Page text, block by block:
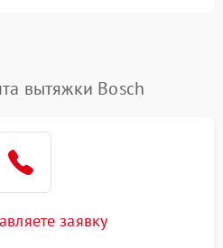
вытяжки Bosch
заявку